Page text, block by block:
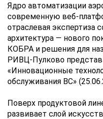
Ядро автоматизации
современную веб-
отраслевая экспертиза
архитектура — нового
КОБРА и решения для
РИВЦ-Пулково
«Инновационные
обслуживания ВС»
Поверх продуктовой
развивает слой